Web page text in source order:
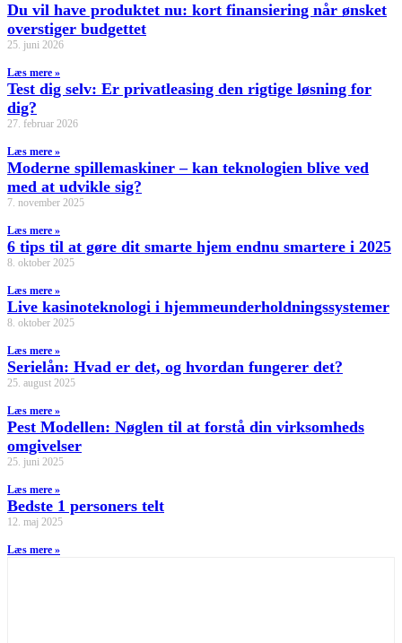
Du vil have produktet nu: kort finansiering når ønsket
overstiger budgettet
25. juni 2026
Læs mere »
Test dig selv: Er privatleasing den rigtige løsning for
dig?
27. februar 2026
Læs mere »
Moderne spillemaskiner – kan teknologien blive ved
med at udvikle sig?
7. november 2025
Læs mere »
6 tips til at gøre dit smarte hjem endnu smartere i 2025
8. oktober 2025
Læs mere »
Live kasinoteknologi i hjemmeunderholdningssystemer
8. oktober 2025
Læs mere »
Serielån: Hvad er det, og hvordan fungerer det?
25. august 2025
Læs mere »
Pest Modellen: Nøglen til at forstå din virksomheds
omgivelser
25. juni 2025
Læs mere »
Bedste 1 personers telt
12. maj 2025
Læs mere »